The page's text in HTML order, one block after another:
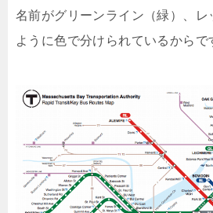
名前がグリーンライン（緑）、レ
ように色で分けられているからで